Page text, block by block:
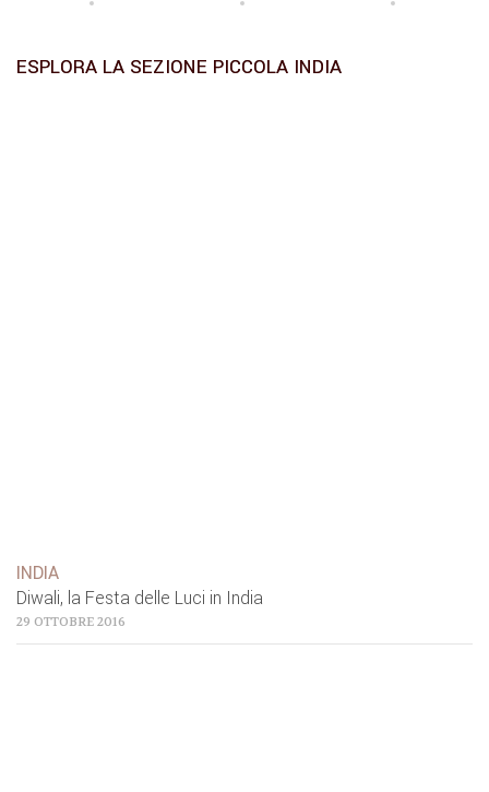
ESPLORA LA SEZIONE PICCOLA INDIA
INDIA
Diwali, la Festa delle Luci in India
29 OTTOBRE 2016